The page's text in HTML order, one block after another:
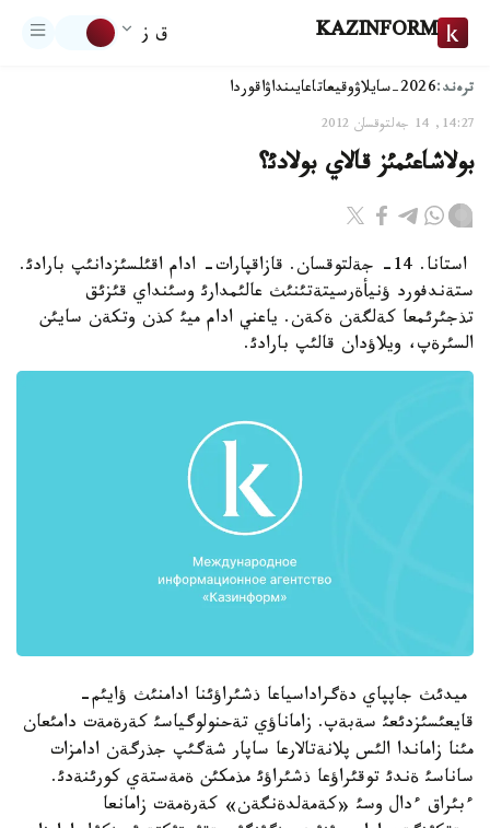
KAZINFORM ق ز
ترەند:2026-سايلاۋ وقيعاتاعايىنداۋاقوردا
14:27, 14 جەلتوقسان 2012
بولاشاعئمئز قالاي بولادئ؟
استانا. 14- جةلتوقسان. قازاقپارات- ادام اقئلسئزدانئپ بارادئ.
ستةندفورد ؤنيأةرسيتةتئنئث عالئمدارئ وسئنداي قئزئق
تذجئرئمعا كةلگةن ةكةن. ياعني ادام ميئ كذن وتكةن سايئن
السئرةپ، ويلاؤدان قالئپ بارادئ.
ميدئث جاپپاي دةگراداسياعا ذشئراؤئنا ادامنئث ؤايئم-
قايعئسئزدئعئ سةبةپ. زاماناؤي تةحنولوگياسئ كةرةمةت دامئعان
مئنا زاماندا الئس پلانةتالارعا ساپار شةگئپ جذرگةن ادامزات
ساناسئ ةندئ توقئراؤعا ذشئراؤئ مذمكئن ةمةستةي كورئنةدئ.
ءبئراق ءدال وسئ «كةمةلدةنگةن» كةرةمةت زامانعا